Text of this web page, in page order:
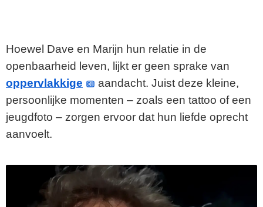
Hoewel Dave en Marijn hun relatie in de
openbaarheid leven, lijkt er geen sprake van
oppervlakkige
aandacht. Juist deze kleine,
persoonlijke momenten – zoals een tattoo of een
jeugdfoto – zorgen ervoor dat hun liefde oprecht
aanvoelt.